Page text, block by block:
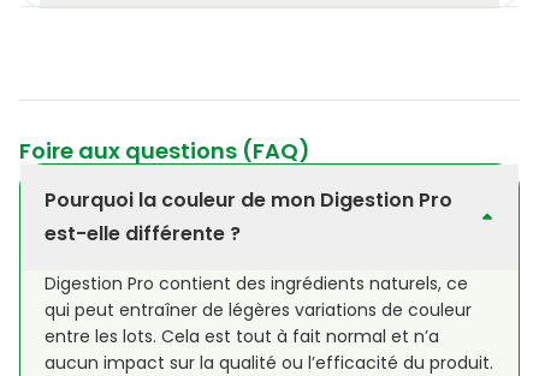
Foire aux questions (FAQ)
Pourquoi la couleur de mon Digestion Pro
est-elle différente ?
Digestion Pro contient des ingrédients naturels, ce
qui peut entraîner de légères variations de couleur
entre les lots. Cela est tout à fait normal et n’a
aucun impact sur la qualité ou l’efficacité du produit.